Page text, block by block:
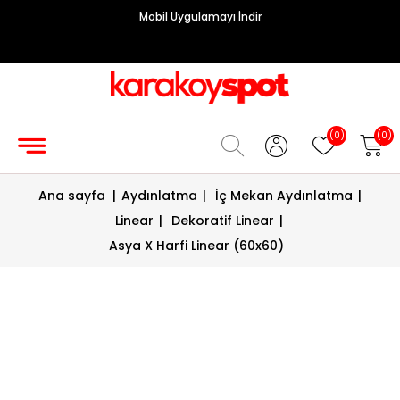
Mobil Uygulamayı İndir
(0) (0)
Grup
Sigorta/
ŞaltAna sayfa | Aydınlatma | İç Mekan Aydınlatma |
Linear | Dekoratif Linear |
Asya X Harfi Linear (60x60)